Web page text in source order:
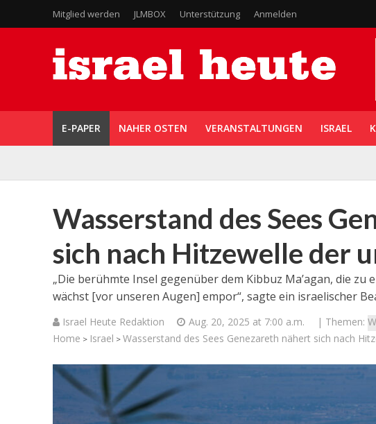
Mitglied werden JLMBOX Unterstützung Anmelden
E-PAPER NAHER OSTEN VERANSTALTUNGEN ISRAEL
Wasserstand des Sees
sich nach Hitzewelle der
„Die berühmte Insel gegenüber dem Kibbuz Ma’agan, die
wächst [vor unseren Augen] empor“, sagte ein israelischer
Israel Heute Redaktion Aug. 20, 2025 at 7:00 a.m. | Themen:
Home > Israel > Wasserstand des Sees Genezareth nähert sich nach